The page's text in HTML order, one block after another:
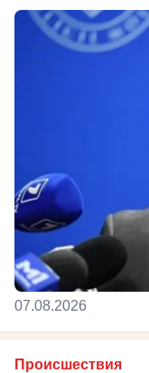
07.08.2026
Происшествия